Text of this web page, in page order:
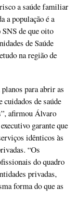
a saúde familiar
a população é a
de que oito
de Saúde
na região de
para abrir as
cuidados de saúde
afirmou Álvaro
garante que
idênticos às
“Os
do quadro
privadas,
forma do que as